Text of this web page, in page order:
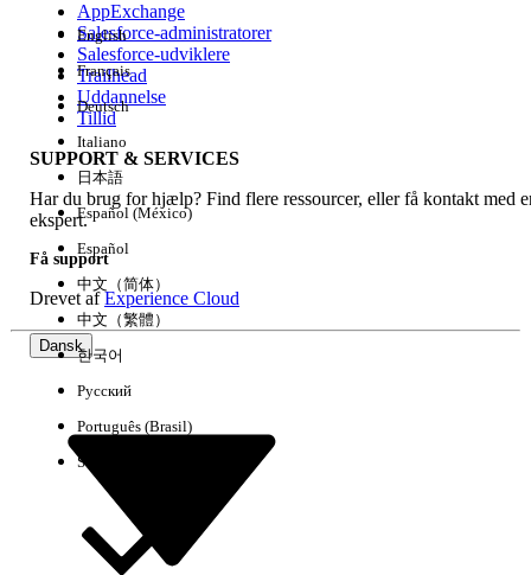
Experience
Ryd alle Udført
AppExchange
Salesforce-administratorer
Salesforce-udviklere
Trailhead
Uddannelse
Tillid
SUPPORT & SERVICES
Har du brug for hjælp? Find flere ressourcer, eller få kontakt med
ekspert.
Få support
Drevet afExperience Cloud
Dansk
English
Français
Deutsch
Italiano
日本語
Español (México)
Español
中文（简体）
中文（繁體）
한국어
Русский
Português (Brasil)
Suomi